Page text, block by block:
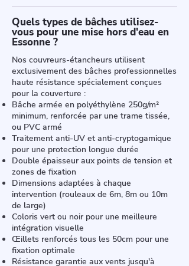
Quels types de bâches utilisez-
vous pour une mise hors d'eau en
Essonne ?
Nos couvreurs-étancheurs utilisent
exclusivement des bâches professionnelles
haute résistance spécialement conçues
pour la couverture :
Bâche armée en polyéthylène 250g/m²
minimum, renforcée par une trame tissée,
ou PVC armé
Traitement anti-UV et anti-cryptogamique
pour une protection longue durée
Double épaisseur aux points de tension et
zones de fixation
Dimensions adaptées à chaque
intervention (rouleaux de 6m, 8m ou 10m
de large)
Coloris vert ou noir pour une meilleure
intégration visuelle
Œillets renforcés tous les 50cm pour une
fixation optimale
Résistance garantie aux vents jusqu'à